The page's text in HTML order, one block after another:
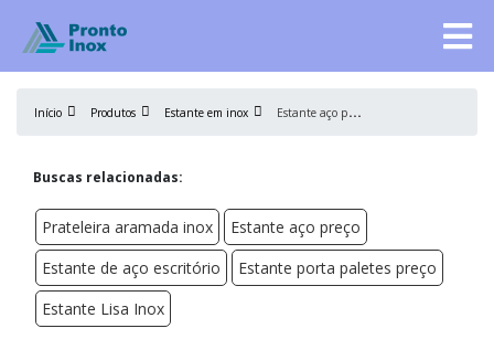
Início Produtos Estante em inox E
stante aço preço
Buscas relacionadas:
Prateleira aramada inox
Estante aço preço
Estante de aço escritório
Estante porta paletes preço
Estante Lisa Inox